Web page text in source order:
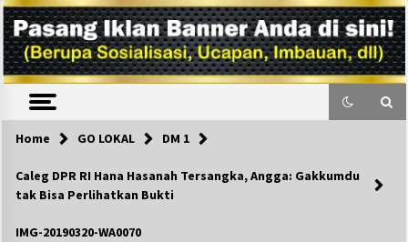
Home GO LOKAL DM 1
Caleg DPR RI Hana Hasanah Tersangka, Angga: Gakkumdu
tak Bisa Perlihatkan Bukti
IMG-20190320-WA0070